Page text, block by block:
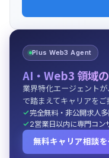
Plus Web3 Agent
AI・Web3 領域
業界特化エージェント
で踏まえてキャリアをご
完全無料・非公開求人
2営業日以内に専門コン
無料キャリア相談